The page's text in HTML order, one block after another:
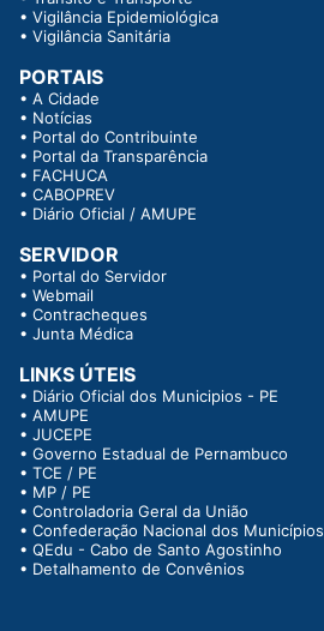
• Vigilância Epidemiológica
• Vigilância Sanitária
PORTAIS
• A Cidade
• Notícias
• Portal do Contribuinte
• Portal da Transparência
• FACHUCA
• CABOPREV
• Diário Oficial / AMUPE
SERVIDOR
• Portal do Servidor
• Webmail
• Contracheques
• Junta Médica
LINKS ÚTEIS
• Diário Oficial dos Municipios - PE
• AMUPE
• JUCEPE
• Governo Estadual de Pernambuco
• TCE / PE
• MP / PE
• Controladoria Geral da União
• Confederação Nacional dos Municípios
• QEdu - Cabo de Santo Agostinho
• Detalhamento de Convênios